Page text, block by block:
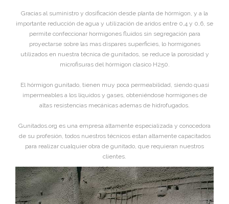
Gracias al suministro y dosificación desde planta de hórmigon, y a la
importante reducción de agua y utilización de aridos entre 0,4 y 0,6, se
permite confeccionar hormigones fluidos sin segregación para
proyectarse sobre las mas dispares superficies, lo hormigones
utilizados en nuestra técnica de gunitados, se reduce la porosidad y
microfisuras del hórmigon clasico H250.
El hórmigon gunitado, tienen muy poca permeabilidad, siendo quasi
impermeables a los líquidos y gases, obteniéndose hormigones de
altas resistencias mecánicas ademas de hidrofugados.
Gunitados.org es una empresa altamente especializada y conocedora
de su profesión, todos nuestros técnicos estan altamente capacitados
para realizar cualquier obra de gunitado, que requieran nuestros
clientes.